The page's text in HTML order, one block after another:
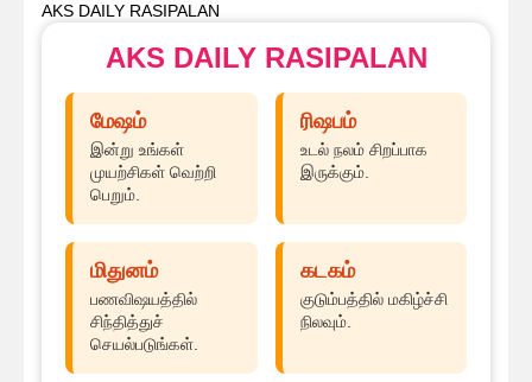
AKS DAILY RASIPALAN
AKS DAILY RASIPALAN
மேஷம்
இன்று உங்கள்
முயற்சிகள் வெற்றி
பெறும்.
ரிஷபம்
உடல் நலம் சிறப்பாக
இருக்கும்.
மிதுனம்
பணவிஷயத்தில்
சிந்தித்துச்
செயல்படுங்கள்.
கடகம்
குடும்பத்தில் மகிழ்ச்சி
நிலவும்.